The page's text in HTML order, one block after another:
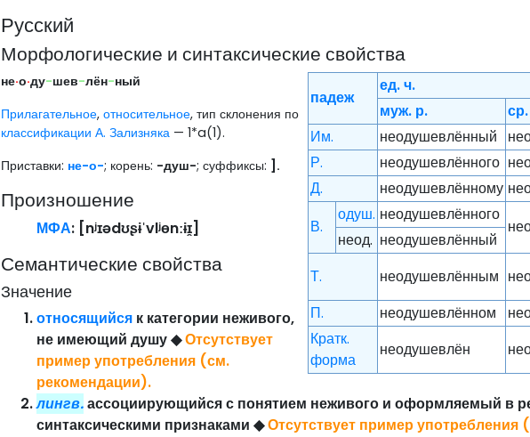
Русский
Морфологические и синтаксические свойства
падеж
ед. ч.
муж. р.
Им.
неодушевлённый
Р.
неодушевлённого
Д.
неодушевлённому
В.
одуш. неодушевлённого
неод. неодушевлённый
Т.
неодушевлённым
П.
неодушевлённом
Кратк.
форма
неодушевлён
не·о·ду-шев-лён-ный
Прилагательное,относительное, тип склонения по
классификации А. Зализняка — 1*a(1).
Приставки: не-о-; корень: -душ-; суффиксы: ].
Произношение
МФА: [nʲɪədʊʂɨˈvlʲɵnːɨɪ̯]
Семантические свойства
Значение
относящийся к категории неживого,
не имеющий душу◆Отсутствует
пример употребления (см.
рекомендации).
лингв.ассоциирующийся с понятием неживого и оформляемый в
синтаксическими признаками◆Отсутствует пример употребления